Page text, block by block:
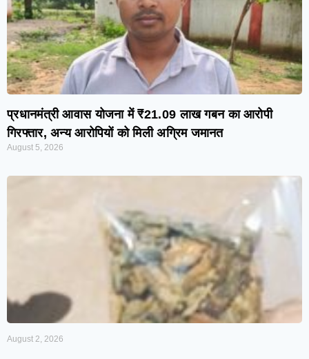
प्रधानमंत्री आवास योजना में ₹21.09 लाख गबन का आरोपी
गिरफ्तार, अन्य आरोपियों को मिली अग्रिम जमानत
August 5, 2026
August 2, 2026